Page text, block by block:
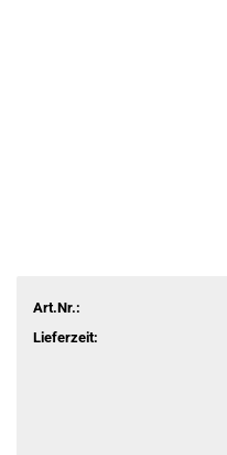
Art.Nr.:
Lieferzeit: